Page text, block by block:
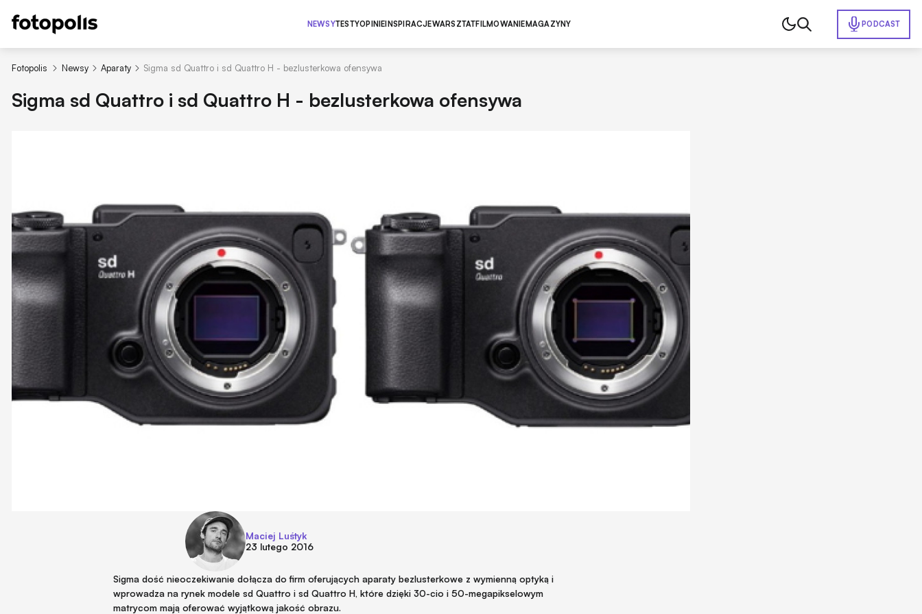
NEWSYTESTYOPINIEINSPIRACJEWARSZTATFILMOWANIEMAGAZYNY PODCAST
Fotopolis Newsy Aparaty Sigma sd Quattro i sd Quattro H - bezlusterkowa ofensywa
Sigma sd Quattro i sd Quattro H - bezlusterkowa ofensywa
Maciej Luśtyk
23 lutego 2016
Sigma dość nieoczekiwanie dołącza do firm oferujących aparaty bezlusterkowe z wymienną optyką i
wprowadza na rynek modele sd Quattro i sd Quattro H, które dzięki 30-cio i 50-megapikselowym
matrycom mają oferować wyjątkową jakość obrazu.